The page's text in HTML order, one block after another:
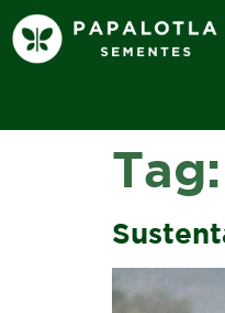
Tag: